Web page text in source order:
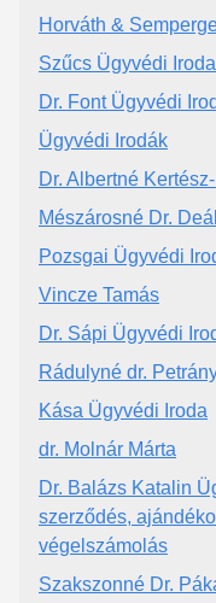
Horváth &
Szűcs Ügyvédi Iroda
Dr. Font Ügyvédi
Ügyvédi Irodák
Dr. Albertné
Mészárosné Dr.
Pozsgai Ügyvédi
Vincze Tamás
Dr. Sápi Ügyvédi
Rádulyné dr.
Kása Ügyvédi Iroda
dr. Molnár Márta
Dr. Balázs Katalin
szerződés,
végelszámolás
Szakszonné Dr.